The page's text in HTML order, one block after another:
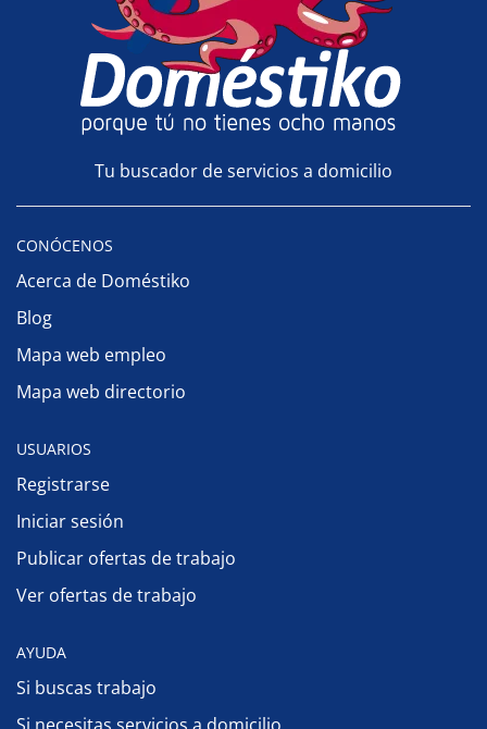
Tu buscador de servicios a domicilio
CONÓCENOS
Acerca de Doméstiko
Blog
Mapa web empleo
Mapa web directorio
USUARIOS
Registrarse
Iniciar sesión
Publicar ofertas de trabajo
Ver ofertas de trabajo
AYUDA
Si buscas trabajo